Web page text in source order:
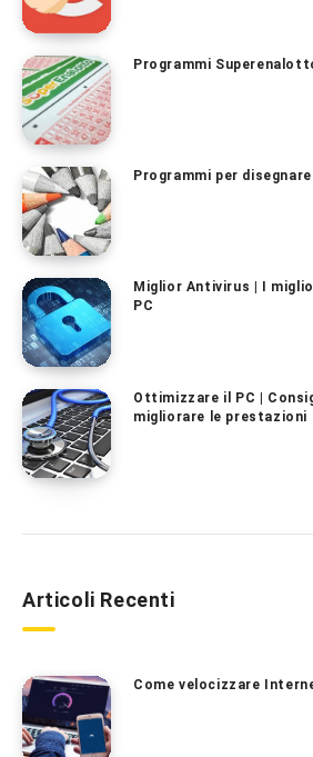
Programmi
Programmi per
Miglior Antivirus | I
PC
Ottimizzare il PC |
migliorare le prestazioni
Articoli Recenti
Come velocizzare